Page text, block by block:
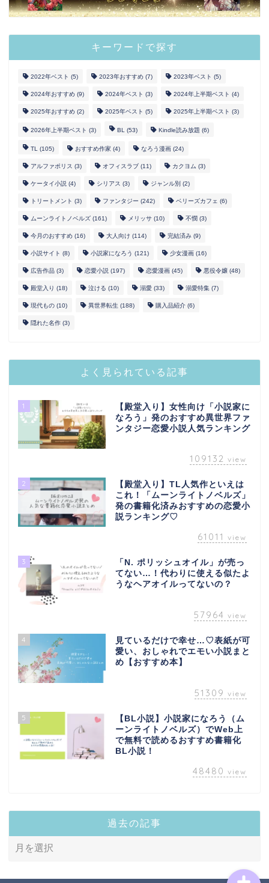
キーワードで探す
2022年ベスト (5) 2023年おすすめ (7) 2023年ベスト (5)
2024年おすすめ (9) 2024年ベスト (3) 2024年上半期ベスト (4)
2025年おすすめ (2) 2025年ベスト (5) 2025年上半期ベスト (3)
2026年上半期ベスト (3) BL (53) Kindle読み放題 (6)
TL (105) おすすめ作家 (4) なろう漫画 (24)
アルファポリス (3) オフィスラブ (11) カクヨム (3)
ケータイ小説 (4) シリアス (3) ジャンル別 (2)
トリートメント (3) ファンタジー (242) ベリーズカフェ (6)
ムーンライトノベルズ (161) メリッサ (10) 不憫 (3)
今月のおすすめ (16) 大人向け (114) 完結済み (9)
小説サイト (8) 小説家になろう (121) 少女漫画 (16)
広告作品 (3) 恋愛小説 (197) 恋愛漫画 (45) 悪役令嬢 (48)
殿堂入り (18) 泣ける (10) 溺愛 (33) 溺愛特集 (7)
現代もの (10) 異世界転生 (188) 購入品紹介 (6)
隠れた名作 (3)
よく見られている記事
1
【殿堂入り】女性向け「小説家に
なろう」発のおすすめ異世界ファ
ンタジー恋愛小説人気ランキング
109132 view
2
【殿堂入り】TL人気作といえは
これ！「ムーンライトノベルズ」
発の書籍化済みおすすめの恋愛小
説ランキング♡
61011 view
3
「N. ポリッシュオイル」が売っ
てない…！代わりに使える似たよ
うなヘアオイルってないの？
57964 view
4
見ているだけで幸せ…♡表紙が可
愛い、おしゃれでエモい小説まと
め【おすすめ本】
51309 view
5
【BL小説】小説家になろう（ム
ーンライトノベルズ）でWeb上
で無料で読めるおすすめ書籍化
BL小説！
48480 view
過去の記事
novel